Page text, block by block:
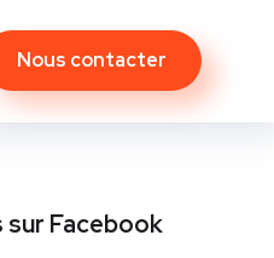
Contact
Nous contacter
sur Facebook